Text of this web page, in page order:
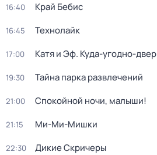
16:40 Край Бебис
16:45 Технолайк
17:00 Катя и Эф. Куда-угодно-
19:30 Тайна парка развлечений
21:00 Спокойной ночи, малыши!
21:15 Ми-Ми-Мишки
22:30 Дикие Скричеры